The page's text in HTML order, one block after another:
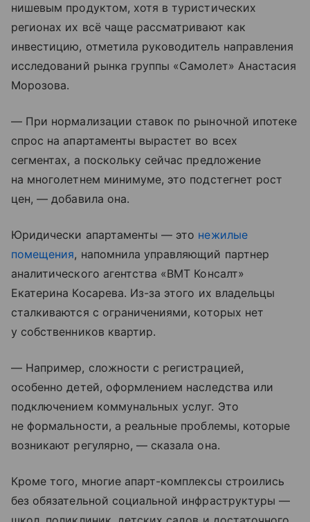
нишевым продуктом, хотя в туристических
регионах их всё чаще рассматривают как
инвестицию, отметила руководитель направления
исследований рынка группы «Самолет» Анастасия
Морозова.
— При нормализации ставок по рыночной ипотеке
спрос на апартаменты вырастет во всех
сегментах, а поскольку сейчас предложение
на многолетнем минимуме, это подстегнет рост
цен, — добавила она.
Юридически апартаменты — это нежилые
помещения, напомнила управляющий партнер
аналитического агентства «ВМТ Консалт»
Екатерина Косарева. Из-за этого их владельцы
сталкиваются с ограничениями, которых нет
у собственников квартир.
— Например, сложности с регистрацией,
особенно детей, оформлением наследства или
подключением коммунальных услуг. Это
не формальности, а реальные проблемы, которые
возникают регулярно, — сказала она.
Кроме того, многие апарт-комплексы строились
без обязательной социальной инфраструктуры —